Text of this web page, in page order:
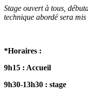
Stage ouvert à tous,
technique abordé sera
*Horaires :
9h15 : Accueil
9h30-13h30 : stage